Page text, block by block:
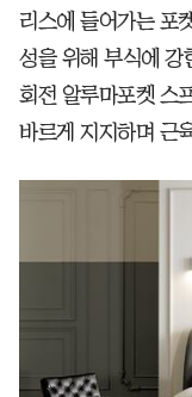
리스에 들어가는 포
성을 위해 부식에 강
회전 알루마포켓 스
바르게 지지하며 근